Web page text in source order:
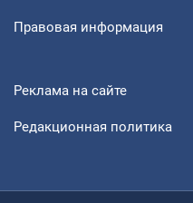
Правовая информация
Реклама на сайте
Редакционная политика